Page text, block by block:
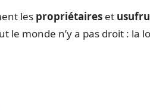
les propriétaires et
le monde n’y a pas droit : la